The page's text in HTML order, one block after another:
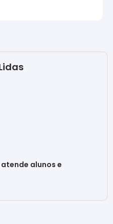
alunos e